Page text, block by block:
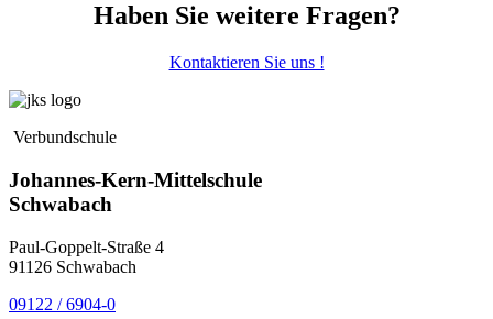
Haben Sie weitere Fragen?
Kontaktieren Sie uns !
Verbundschule
Johannes-Kern-Mittelschule
Schwabach
Paul-Goppelt-Straße 4
91126 Schwabach
09122 / 6904-0